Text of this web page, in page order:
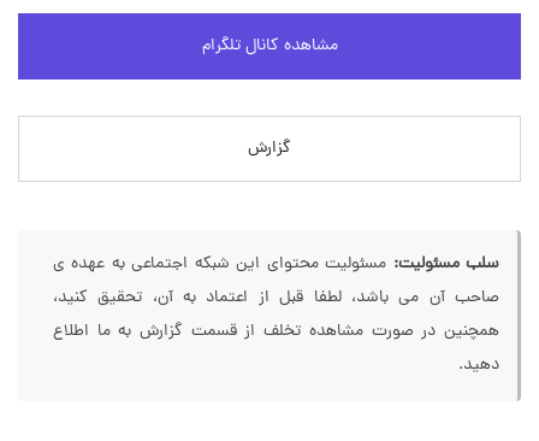
مشاهده کانال تلگرام
گزارش
سلب مسئولیت: مسئولیت محتوای این شبکه اجتماعی به عهده ی
صاحب آن می باشد، لطفا قبل از اعتماد به آن، تحقیق کنید،
همچنین در صورت مشاهده تخلف از قسمت گزارش به ما اطلاع
دهید.